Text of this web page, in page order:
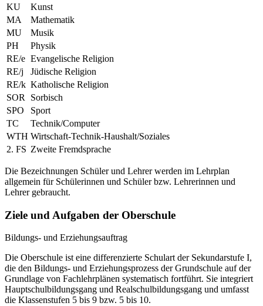
KU
Kunst
MA
Mathematik
MU
Musik
PH
Physik
RE/e Evangelische Religion
RE/j
Jüdische Religion
RE/k Katholische Religion
SOR
Sorbisch
SPO
Sport
TC
Technik/Computer
WTH Wirtschaft-Technik-Haushalt/Soziales
2. FS Zweite Fremdsprache
Die Bezeichnungen Schüler und Lehrer werden im Lehrplan
allgemein für Schülerinnen und Schüler bzw. Lehrerinnen und
Lehrer gebraucht.
Ziele und Aufgaben der Oberschule
Bildungs- und Erziehungsauftrag
Die Oberschule ist eine differenzierte Schulart der Sekundarstufe I,
die den Bildungs- und Erziehungsprozess der Grundschule auf der
Grundlage von Fachlehrplänen systematisch fortführt. Sie integriert
Hauptschulbildungsgang und Realschulbildungsgang und umfasst
die Klassenstufen 5 bis 9 bzw. 5 bis 10.